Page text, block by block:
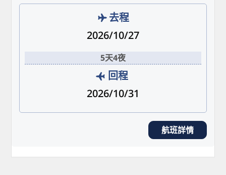
去程
2026/10/27
5天4夜
回程
2026/10/31
航班詳情